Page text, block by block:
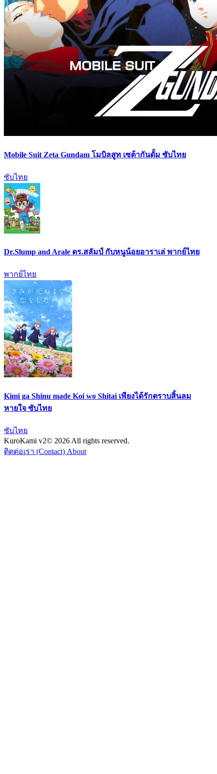
Mobile Suit Zeta Gundam โมบิลสูท เซต้ากันดั้ม ซับไทย
ซับไทย
Dr.Slump and Arale ดร.สลัมป์ กับหนูน้อยอาราเล่ พากย์ไทย
พากย์ไทย
Kimi ga Shinu made Koi wo Shitai เพียงได้รักตราบสิ้นลม
หายใจ ซับไทย
ซับไทย
KuroKami v2© 2026 All rights reserved.
ติดต่อเรา (Contact) About